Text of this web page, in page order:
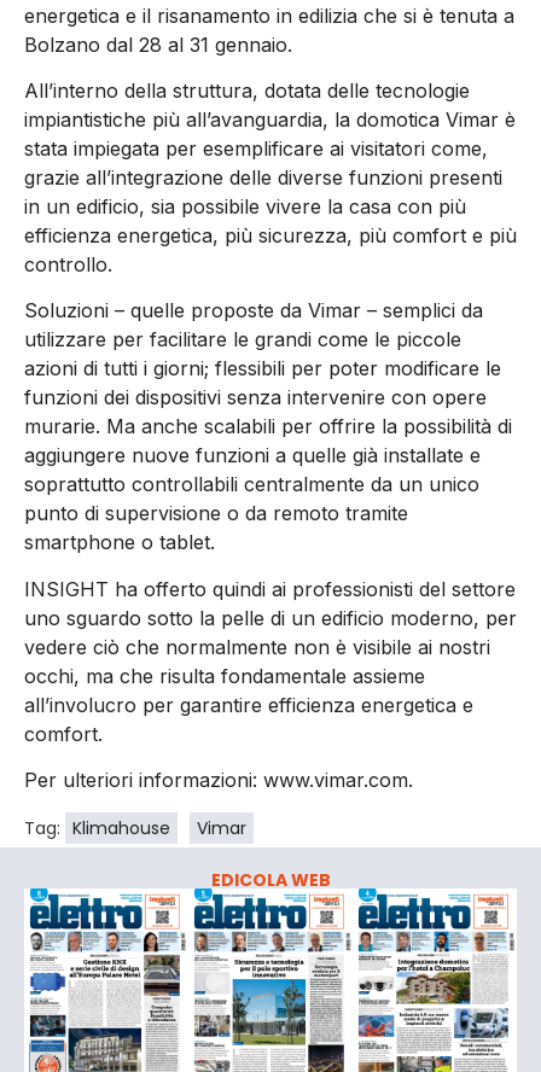
energetica e il risanamento in edilizia che si è tenuta a
Bolzano dal 28 al 31 gennaio.
All’interno della struttura, dotata delle tecnologie
impiantistiche più all’avanguardia, la domotica Vimar è
stata impiegata per esemplificare ai visitatori come,
grazie all’integrazione delle diverse funzioni presenti
in un edificio, sia possibile vivere la casa con più
efficienza energetica, più sicurezza, più comfort e più
controllo.
Soluzioni – quelle proposte da Vimar – semplici da
utilizzare per facilitare le grandi come le piccole
azioni di tutti i giorni; flessibili per poter modificare le
funzioni dei dispositivi senza intervenire con opere
murarie. Ma anche scalabili per offrire la possibilità di
aggiungere nuove funzioni a quelle già installate e
soprattutto controllabili centralmente da un unico
punto di supervisione o da remoto tramite
smartphone o tablet.
INSIGHT ha offerto quindi ai professionisti del settore
uno sguardo sotto la pelle di un edificio moderno, per
vedere ciò che normalmente non è visibile ai nostri
occhi, ma che risulta fondamentale assieme
all’involucro per garantire efficienza energetica e
comfort.
Per ulteriori informazioni: www.vimar.com.
Tag: Klimahouse Vimar
EDICOLA WEB